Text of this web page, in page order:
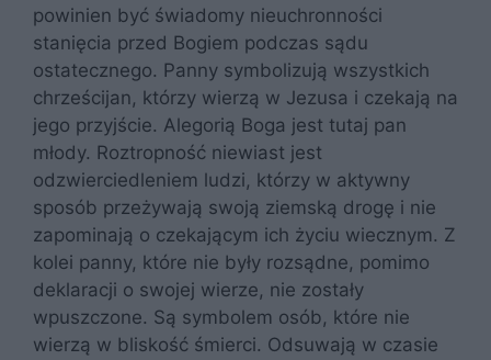
powinien być świadomy nieuchronności
stanięcia przed Bogiem podczas sądu
ostatecznego. Panny symbolizują wszystkich
chrześcijan, którzy wierzą w Jezusa i czekają na
jego przyjście. Alegorią Boga jest tutaj pan
młody. Roztropność niewiast jest
odzwierciedleniem ludzi, którzy w aktywny
sposób przeżywają swoją ziemską drogę i nie
zapominają o czekającym ich życiu wiecznym. Z
kolei panny, które nie były rozsądne, pomimo
deklaracji o swojej wierze, nie zostały
wpuszczone. Są symbolem osób, które nie
wierzą w bliskość śmierci. Odsuwają w czasie